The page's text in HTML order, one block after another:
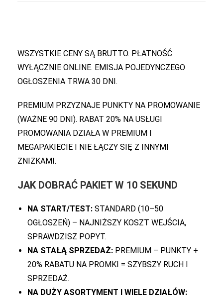
WSZYSTKIE CENY SĄ BRUTTO. PŁATNOŚĆ
WYŁĄCZNIE ONLINE. EMISJA POJEDYNCZEGO
OGŁOSZENIA TRWA 30 DNI.
PREMIUM PRZYZNAJE PUNKTY NA PROMOWANIE
(WAŻNE 90 DNI). RABAT 20% NA USŁUGI
PROMOWANIA DZIAŁA W PREMIUM I
MEGAPAKIECIE I NIE ŁĄCZY SIĘ Z INNYMI
ZNIŻKAMI.
JAK DOBRAĆ PAKIET W 10 SEKUND
NA START/TEST: STANDARD (10–50
OGŁOSZEŃ) – NAJNIŻSZY KOSZT WEJŚCIA,
SPRAWDZISZ POPYT.
NA STAŁĄ SPRZEDAŻ: PREMIUM – PUNKTY +
20% RABATU NA PROMKI = SZYBSZY RUCH I
SPRZEDAŻ.
NA DUŻY ASORTYMENT I WIELE DZIAŁÓW: